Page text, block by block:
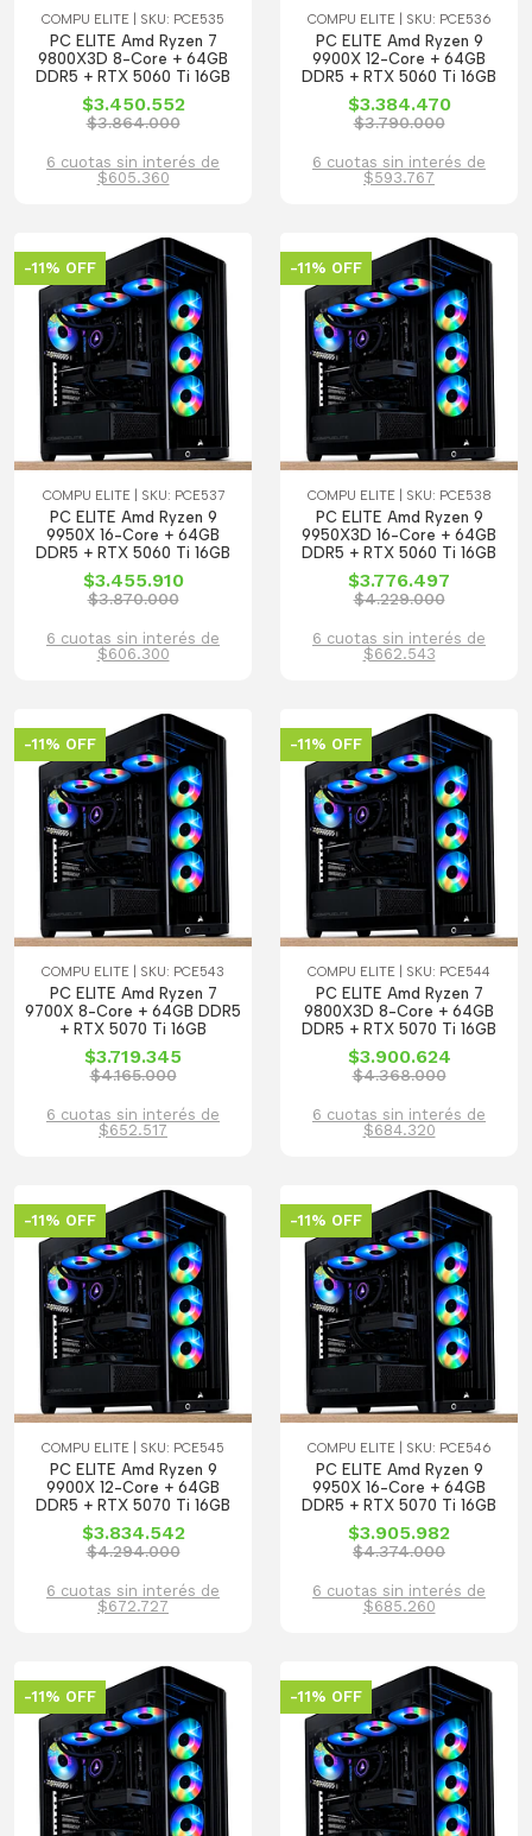
COMPU ELITE | SKU: PCE535
PC ELITE Amd Ryzen 7
9800X3D 8-Core + 64GB
DDR5 + RTX 5060 Ti 16GB
$3.450.552
$3.864.000
6 cuotas sin interés de
$605.360
COMPU ELITE | SKU: PCE536
PC ELITE Amd Ryzen 9
9900X 12-Core + 64GB
DDR5 + RTX 5060 Ti 16GB
$3.384.470
$3.790.000
6 cuotas sin interés de
$593.767
-11% OFF
COMPU ELITE | SKU: PCE537
PC ELITE Amd Ryzen 9
9950X 16-Core + 64GB
DDR5 + RTX 5060 Ti 16GB
$3.455.910
$3.870.000
6 cuotas sin interés de
$606.300
-11% OFF
COMPU ELITE | SKU: PCE538
PC ELITE Amd Ryzen 9
9950X3D 16-Core + 64GB
DDR5 + RTX 5060 Ti 16GB
$3.776.497
$4.229.000
6 cuotas sin interés de
$662.543
-11% OFF
COMPU ELITE | SKU: PCE543
PC ELITE Amd Ryzen 7
9700X 8-Core + 64GB DDR5
+ RTX 5070 Ti 16GB
$3.719.345
$4.165.000
6 cuotas sin interés de
$652.517
-11% OFF
COMPU ELITE | SKU: PCE544
PC ELITE Amd Ryzen 7
9800X3D 8-Core + 64GB
DDR5 + RTX 5070 Ti 16GB
$3.900.624
$4.368.000
6 cuotas sin interés de
$684.320
-11% OFF
COMPU ELITE | SKU: PCE545
PC ELITE Amd Ryzen 9
9900X 12-Core + 64GB
DDR5 + RTX 5070 Ti 16GB
$3.834.542
$4.294.000
6 cuotas sin interés de
$672.727
-11% OFF
COMPU ELITE | SKU: PCE546
PC ELITE Amd Ryzen 9
9950X 16-Core + 64GB
DDR5 + RTX 5070 Ti 16GB
$3.905.982
$4.374.000
6 cuotas sin interés de
$685.260
-11% OFF -11% OFF